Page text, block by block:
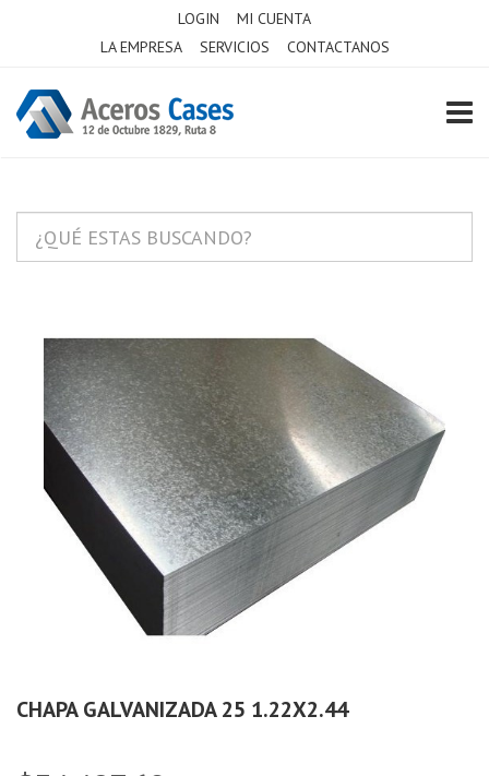
LOGIN
MI CUENTA
LA EMPRESA
SERVICIOS CONTACTANOS
CHAPA GALVANIZADA 25 1.22X2.44